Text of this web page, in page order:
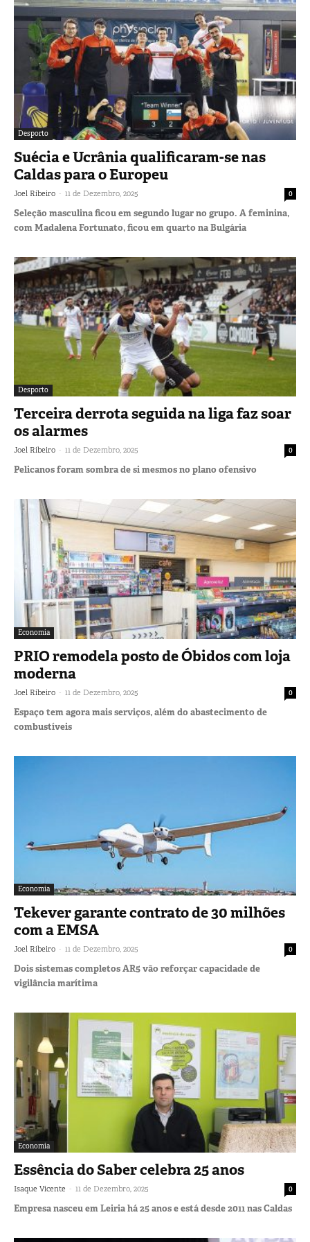
Desporto
Suécia e Ucrânia qualificaram-se nas
Caldas para o Europeu
Joel Ribeiro - 11 de Dezembro, 2025 0
Seleção masculina ficou em segundo lugar no grupo. A feminina,
com Madalena Fortunato, ficou em quarto na Bulgária
Desporto
Terceira derrota seguida na liga faz soar
os alarmes
Joel Ribeiro - 11 de Dezembro, 2025 0
Pelicanos foram sombra de si mesmos no plano ofensivo
Economia
PRIO remodela posto de Óbidos com loja
moderna
Joel Ribeiro - 11 de Dezembro, 2025 0
Espaço tem agora mais serviços, além do abastecimento de
combustíveis
Economia
Tekever garante contrato de 30 milhões
com a EMSA
Joel Ribeiro - 11 de Dezembro, 2025 0
Dois sistemas completos AR5 vão reforçar capacidade de
vigilância marítima
Economia
Essência do Saber celebra 25 anos
Isaque Vicente - 11 de Dezembro, 2025 0
Empresa nasceu em Leiria há 25 anos e está desde 2011 nas Caldas